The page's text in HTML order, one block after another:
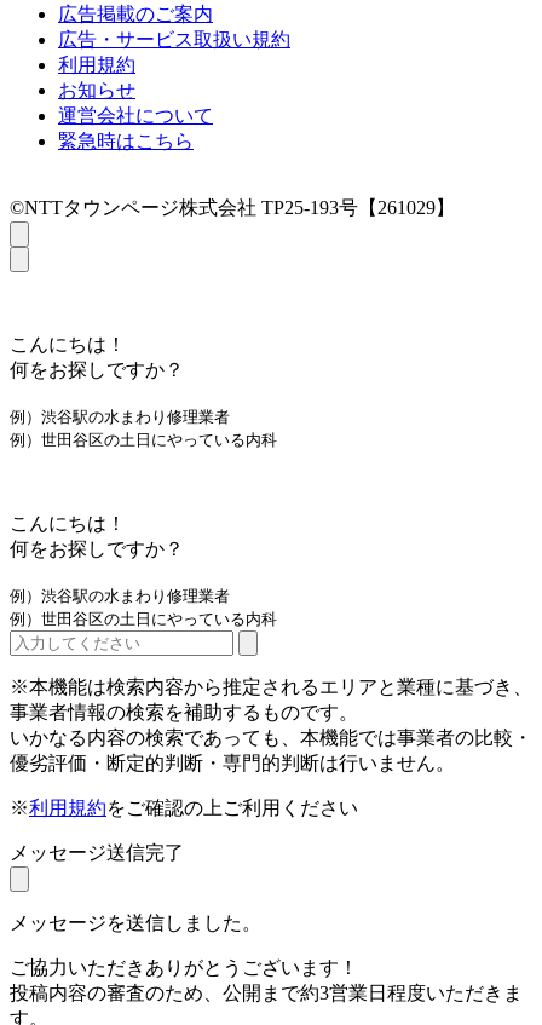
広告掲載のご案内
広告・サービス取扱い規約
利用規約
お知らせ
運営会社について
緊急時はこちら
©NTTタウンページ株式会社 TP25-193号【261029】
こんにちは！
何をお探しですか？
例）渋谷駅の水まわり修理業者
例）世田谷区の土日にやっている内科
こんにちは！
何をお探しですか？
例）渋谷駅の水まわり修理業者
例）世田谷区の土日にやっている内科
※本機能は検索内容から推定されるエリアと業種に基づき、
事業者情報の検索を補助するものです。
いかなる内容の検索であっても、本機能では事業者の比較・
優劣評価・断定的判断・専門的判断は行いません。
※利用規約をご確認の上ご利用ください
メッセージ送信完了
メッセージを送信しました。
ご協力いただきありがとうございます！
投稿内容の審査のため、公開まで約3営業日程度いただきま
す。